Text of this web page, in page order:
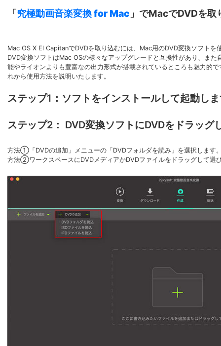
「究極動画音楽変換 for Mac 」でMacでDVDを取
Mac OS X El CapitanでDVDを取り込むには、Mac用のDVD変換ソフト
DVD変換ソフトはMac OSの様々なアップグレードと互換性があり、ま
能やライオンよりも豊富なの出力形式が搭載されているところも魅力的
れから使用方法を説明いたします。
ステップ1：ソフトをインストールして起動し
ステップ2： DVD変換ソフトにDVDをドラッグ
方法①「DVDの追加」メニューの「DVDフォルダを読み」を選択します
方法②ワークスペースにDVDメディアかDVDファイルをドラッグして選